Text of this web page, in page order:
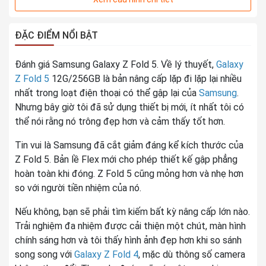
Kiểu màn hình
Dynamic AMOLED 2X, 1-120Hz, Hỗ trợ
S Pen
(2316 x 904), Dynamic AMOLED 2X,
23.1:9, 48-120Hz
Độ sáng tối đa: 1750 nits Mặt kính cảm
ứng Chính: Ultra Thin Glass & Phụ:
Corning
THÔNG TIN CAMERA SAU
Độ phân giải
Camera siêu rộng: 12MP F2.2, 123°,
1.12μm
Camera góc rộng: 50MP, F1.8, Dual
Pixel AF, OIS, 2.0μm
Camera Tele: 10 MP, F2.4, PDAF, OIS,
1.0μm, zoom 3X, zoom kỹ thuật số 30X
ĐẶC ĐIỂM NỔI BẬT
Đánh giá Samsung Galaxy Z Fold 5. Về lý thuyết, Galaxy
Z Fold 5 12G/256GB là bản nâng cấp lặp đi lặp lại nhiều
nhất trong loạt điện thoại có thể gập lại của Samsung.
Nhưng bây giờ tôi đã sử dụng thiết bị mới, ít nhất tôi có
thể nói rằng nó trông đẹp hơn và cảm thấy tốt hơn.
Tin vui là Samsung đã cắt giảm đáng kể kích thước của
Z Fold 5. Bản lề Flex mới cho phép thiết kế gập phẳng
hoàn toàn khi đóng. Z Fold 5 cũng mỏng hơn và nhẹ hơn
so với người tiền nhiệm của nó.
Nếu không, bạn sẽ phải tìm kiếm bất kỳ nâng cấp lớn nào.
Trải nghiệm đa nhiệm được cải thiện một chút, màn hình
chính sáng hơn và tôi thấy hình ảnh đẹp hơn khi so sánh
song song với Galaxy Z Fold 4, mặc dù thông số camera